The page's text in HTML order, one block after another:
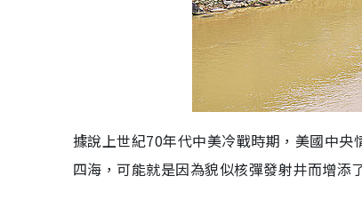
據說上世紀70年代中美冷戰時期，美國中
四海，可能就是因為貌似核彈發射井而增添